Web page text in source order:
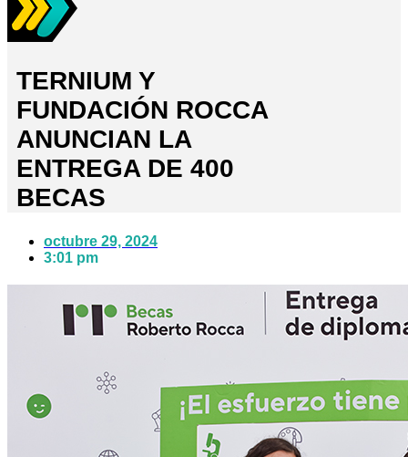
TERNIUM Y
FUNDACIÓN ROCCA
ANUNCIAN LA
ENTREGA DE 400
BECAS
octubre 29, 2024
3:01 pm